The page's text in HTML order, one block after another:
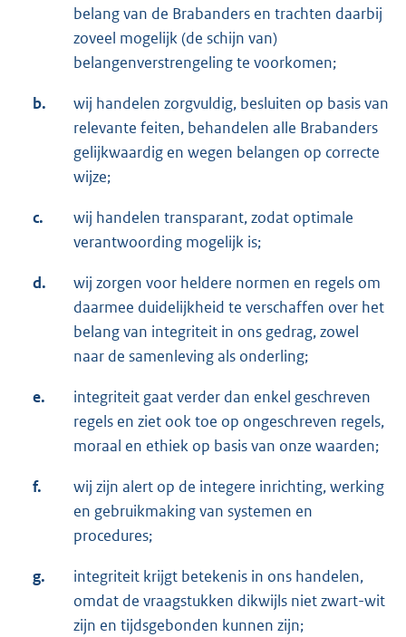
belang van de Brabanders en trachten daarbij
zoveel mogelijk (de schijn van)
belangenverstrengeling te voorkomen;
b.
wij handelen zorgvuldig, besluiten op basis van
relevante feiten, behandelen alle Brabanders
gelijkwaardig en wegen belangen op correcte
wijze;
c.
wij handelen transparant, zodat optimale
verantwoording mogelijk is;
d.
wij zorgen voor heldere normen en regels om
daarmee duidelijkheid te verschaffen over het
belang van integriteit in ons gedrag, zowel
naar de samenleving als onderling;
e.
integriteit gaat verder dan enkel geschreven
regels en ziet ook toe op ongeschreven regels,
moraal en ethiek op basis van onze waarden;
f.
wij zijn alert op de integere inrichting, werking
en gebruikmaking van systemen en
procedures;
g.
integriteit krijgt betekenis in ons handelen,
omdat de vraagstukken dikwijls niet zwart-wit
zijn en tijdsgebonden kunnen zijn;